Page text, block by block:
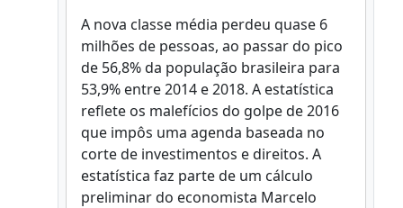
A nova classe média perdeu quase 6
milhões de pessoas, ao passar do pico
de 56,8% da população brasileira para
53,9% entre 2014 e 2018. A estatística
reflete os malefícios do golpe de 2016
que impôs uma agenda baseada no
corte de investimentos e direitos. A
estatística faz parte de um cálculo
preliminar do economista Marcelo